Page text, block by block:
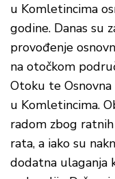
u Komletincima
godine. Danas su
provođenje
na otočkom
Otoku te Osnovna
u Komletincima.
radom zbog
rata, a iako su
dodatna ulaganja